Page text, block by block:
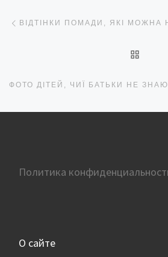
Политика
О сайте